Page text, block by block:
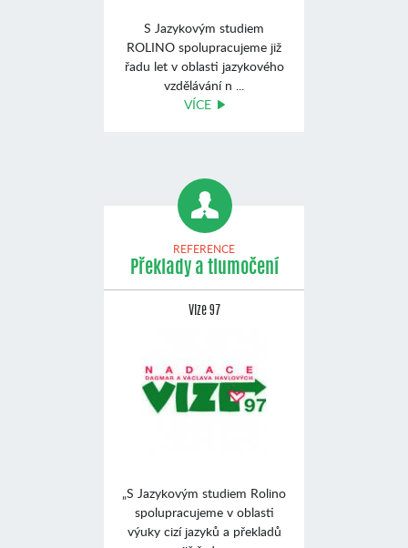
S Jazykovým studiem
ROLINO spolupracujeme již
řadu let v oblasti jazykového
vzdělávání n ...
VÍCE
REFERENCE
Překlady a tlumočení
Vize 97
„S Jazykovým studiem Rolino
spolupracujeme v oblasti
výuky cizí jazyků a překladů